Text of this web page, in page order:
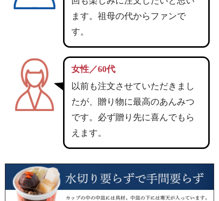
ます。祖母の代からファンで
す。
女性／60代
以前も注文させていただきまし
たが、贈り物に最高のあんみつ
です。必ず贈り先に喜んでもら
えます。